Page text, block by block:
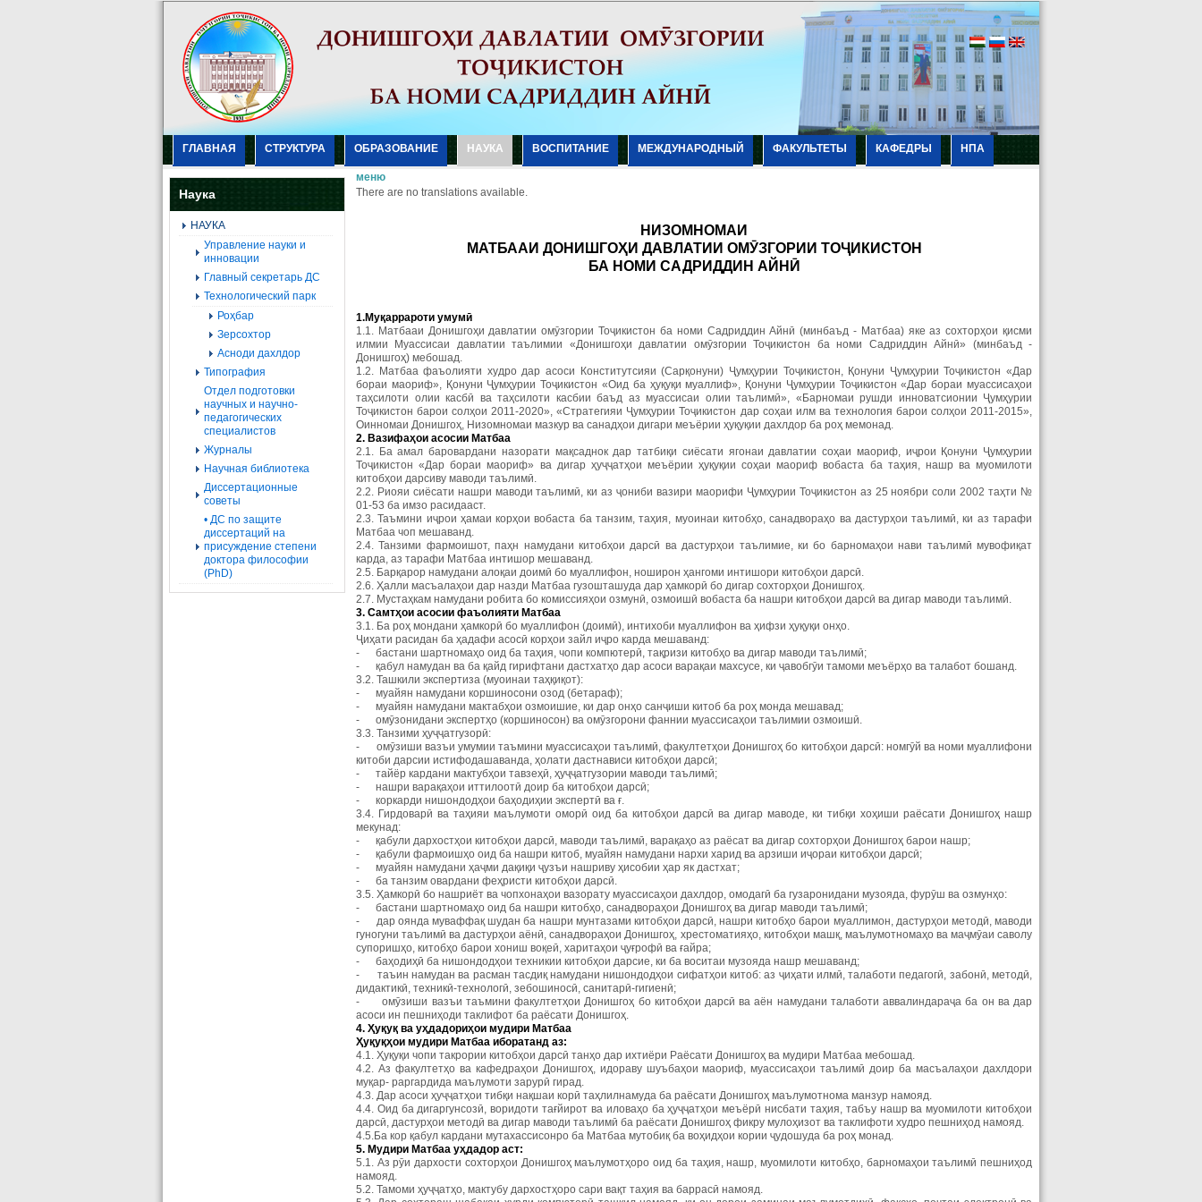
ГЛАВНАЯ СТРУКТУРА ОБРАЗОВАНИЕ НАУКА ВОСПИТАНИЕ МЕЖДУНАРОДНЫЙ ФАКУЛЬТЕТЫ КАФЕДРЫ НПА
Наука
НАУКА
Управление науки и
инновации
Главный секретарь ДС
Технологический парк
Роҳбар
Зерсохтор
Асноди дахлдор
Типография
Отдел подготовки
научных и научно-
педагогических
специалистов
Журналы
Научная библиотека
Диссертационные
советы
• ДС по защите
диссертаций на
присуждение степени
доктора философии
(PhD)
меню
There are no translations available.
НИЗОМНОМАИ
МАТБААИ ДОНИШГОҲИ ДАВЛАТИИ ОМӮЗГОРИИ ТОҶИКИСТОН
БА НОМИ САДРИДДИН АЙН Ӣ
1.Муқаррароти умумӣ
1.1. Матбааи Донишгоҳи давлатии омӯзгории Тоҷикистон ба номи Садриддин Айнӣ (минбаъд - Матбаа) яке аз сохторҳои қисми
илмии Муассисаи давлатии таълимии «Донишгоҳи давлатии омӯзгории Тоҷикистон ба номи Садриддин Айнӣ» (минбаъд -
Донишгоҳ) мебошад.
1.2. Матбаа фаъолияти худро дар асоси Конститутсияи (Сарқонуни) Ҷумҳурии Тоҷикистон, Қонуни Ҷумҳурии Тоҷикистон «Дар
бораи маориф», Қонуни Ҷумҳурии Тоҷикистон «Оид ба ҳуқуқи муаллиф», Қонуни Ҷумҳурии Тоҷикистон «Дар бораи муассисаҳои
таҳсилоти олии касбӣ ва таҳсилоти касбии баъд аз муассисаи олии таълимӣ», «Барномаи рушди инноватсионии Ҷумҳурии
Тоҷикистон барои солҳои 2011-2020», «Стратегияи Ҷумҳурии Тоҷикистон дар соҳаи илм ва технология барои солҳои 2011-2015»,
Оинномаи Донишгоҳ, Низомномаи мазкур ва санадҳои дигари меъёрии ҳуқуқии дахлдор ба роҳ мемонад.
2. Вазифаҳои асосии Матбаа
2.1. Ба амал баровардани назорати мақсаднок дар татбиқи сиёсати ягонаи давлатии соҳаи маориф, иҷрои Қонуни Ҷумҳурии
Тоҷикистон «Дар бораи маориф» ва дигар ҳуҷҷатҳои меъёрии ҳуқуқии соҳаи маориф вобаста ба таҳия, нашр ва муомилоти
китобҳои дарсиву маводи таълимӣ.
2.2. Риояи сиёсати нашри маводи таълимӣ, ки аз ҷониби вазири маорифи Ҷумҳурии Тоҷикистон аз 25 ноябри соли 2002 таҳти №
01-53 ба имзо расидааст.
2.3. Таъмини иҷрои ҳамаи корҳои вобаста ба танзим, таҳия, муоинаи китобҳо, санадвораҳо ва дастурҳои таълимӣ, ки аз тарафи
Матбаа чоп мешаванд.
2.4. Танзими фармоишот, паҳн намудани китобҳои дарсӣ ва дастурҳои таълимие, ки бо барномаҳои нави таълимӣ мувофиқат
карда, аз тарафи Матбаа интишор мешаванд.
2.5. Барқарор намудани алоқаи доимӣ бо муаллифон, ноширон ҳангоми интишори китобҳои дарсӣ.
2.6. Ҳалли масъалаҳои дар назди Матбаа гузошташуда дар ҳамкорӣ бо дигар сохторҳои Донишгоҳ.
2.7. Мустаҳкам намудани робита бо комиссияҳои озмунӣ, озмоишӣ вобаста ба нашри китобҳои дарсӣ ва дигар маводи таълимӣ.
3. Самтҳои асосии фаъолияти Матбаа
3.1. Ба роҳ мондани ҳамкорӣ бо муаллифон (доимӣ), интихоби муаллифон ва ҳифзи ҳуқуқи онҳо.
Ҷиҳати расидан ба ҳадафи асосӣ корҳои зайл иҷро карда мешаванд:
- бастани шартномаҳо оид ба таҳия, чопи компютерӣ, тақризи китобҳо ва дигар маводи таълимӣ;
- қабул намудан ва ба қайд гирифтани дастхатҳо дар асоси варақаи махсусе, ки ҷавобгӯи тамоми меъёрҳо ва талабот бошанд.
3.2. Ташкили экспертиза (муоинаи таҳқиқот):
- муайян намудани коршиносони озод (бетараф);
- муайян намудани мактабҳои озмоишие, ки дар онҳо санҷиши китоб ба роҳ монда мешавад;
- омӯзонидани экспертҳо (коршиносон) ва омӯзгорони фаннии муассисаҳои таълимии озмоишӣ.
3.3. Танзими ҳуҷҷатгузорӣ:
- омӯзиши вазъи умумии таъмини муассисаҳои таълимӣ, факултетҳои Донишгоҳ бо китобҳои дарсӣ: номгӯй ва номи муаллифони
китоби дарсии истифодашаванда, ҳолати дастнависи китобҳои дарсӣ;
- тайёр кардани мактубҳои тавзеҳӣ, ҳуҷҷатгузории маводи таълимӣ;
- нашри варақаҳои иттилоотӣ доир ба китобҳои дарсӣ;
- коркарди нишондодҳои баҳодиҳии экспертӣ ва ғ.
3.4. Гирдоварӣ ва таҳияи маълумоти оморӣ оид ба китобҳои дарсӣ ва дигар маводе, ки тибқи хоҳиши раёсати Донишгоҳ нашр
мекунад:
- қабули дархостҳои китобҳои дарсӣ, маводи таълимӣ, варақаҳо аз раёсат ва дигар сохторҳои Донишгоҳ барои нашр;
- қабули фармоишҳо оид ба нашри китоб, муайян намудани нархи харид ва арзиши иҷораи китобҳои дарсӣ;
- муайян намудани ҳаҷми дақиқи ҷузъи нашриву ҳисобии ҳар як дастхат;
- ба танзим овардани феҳристи китобҳои дарсӣ.
3.5. Ҳамкорӣ бо нашриёт ва чопхонаҳои вазорату муассисаҳои дахлдор, омодагӣ ба гузаронидани музояда, фурӯш ва озмунҳо:
- бастани шартномаҳо оид ба нашри китобҳо, санадвораҳои Донишгоҳ ва дигар маводи таълимӣ;
- дар оянда муваффақ шудан ба нашри мунтазами китобҳои дарсӣ, нашри китобҳо барои муаллимон, дастурҳои методӣ, маводи
гуногуни таълимӣ ва дастурҳои аёнӣ, санадвораҳои Донишгоҳ, хрестоматияҳо, китобҳои машқ, маълумотномаҳо ва маҷмӯаи саволу
супоришҳо, китобҳо барои хониш воқеӣ, харитаҳои ҷуғрофӣ ва ғайра;
- баҳодиҳӣ ба нишондодҳои техникии китобҳои дарсие, ки ба воситаи музояда нашр мешаванд;
- таъин намудан ва расман тасдиқ намудани нишондодҳои сифатҳои китоб: аз ҷиҳати илмӣ, талаботи педагогӣ, забонӣ, методӣ,
дидактикӣ, техникӣ-технологӣ, зебошиносӣ, санитарӣ-гигиенӣ;
- омӯзиши вазъи таъмини факултетҳои Донишгоҳ бо китобҳои дарсӣ ва аён намудани талаботи аввалиндараҷа ба он ва дар
асоси ин пешниҳоди таклифот ба раёсати Донишгоҳ.
4. Ҳуқуқ ва уҳдадориҳои мудири Матбаа
Ҳуқуқҳои мудири Матбаа иборатанд аз:
4.1. Ҳуқуқи чопи такрории китобҳои дарсӣ танҳо дар ихтиёри Раёсати Донишгоҳ ва мудири Матбаа мебошад.
4.2. Аз факултетҳо ва кафедраҳои Донишгоҳ, идораву шуъбаҳои маориф, муассисаҳои таълимӣ доир ба масъалаҳои дахлдори
муқар- раргардида маълумоти зарурӣ гирад.
4.3. Дар асоси ҳуҷҷатҳои тибқи нақшаи корӣ таҳлилнамуда ба раёсати Донишгоҳ маълумотнома манзур намояд.
4.4. Оид ба дигаргунсозӣ, воридоти тағйирот ва иловаҳо ба ҳуҷҷатҳои меъёрӣ нисбати таҳия, табъу нашр ва муомилоти китобҳои
дарсӣ, дастурҳои методӣ ва дигар маводи таълимӣ ба раёсати Донишгоҳ фикру мулоҳизот ва таклифоти худро пешниҳод намояд.
4.5.Ба кор қабул кардани мутахассисонро ба Матбаа мутобиқ ба воҳидҳои кории ҷудошуда ба роҳ монад.
5. Мудири Матбаа уҳдадор аст:
5.1. Аз рӯи дархости сохторҳои Донишгоҳ маълумотҳоро оид ба таҳия, нашр, муомилоти китобҳо, барномаҳои таълимӣ пешниҳод
намояд.
5.2. Тамоми ҳуҷҷатҳо, мактубу дархостҳоро сари вақт таҳия ва баррасӣ намояд.